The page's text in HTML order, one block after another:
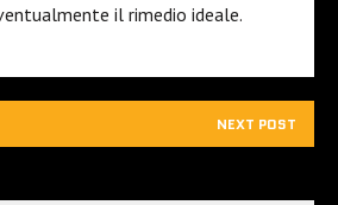
il rimedio ideale.
NEXT POST